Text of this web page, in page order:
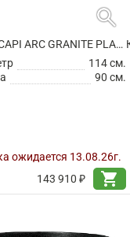
search
КАШПО CAPI ARC GRANITE PLANTER BALL ANTHRACITE
114 см.
90 см.
ожидается 13.08.26г.
143 910 ₽
shopping_cart